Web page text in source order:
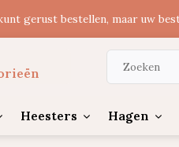
gerust bestellen, maar uw
Heesters Hagen